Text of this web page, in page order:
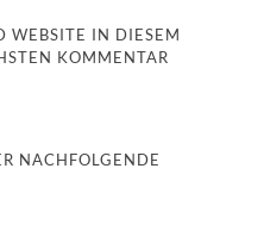
WEBSITE IN DIESEM
KOMMENTAR
NACHFOLGENDE